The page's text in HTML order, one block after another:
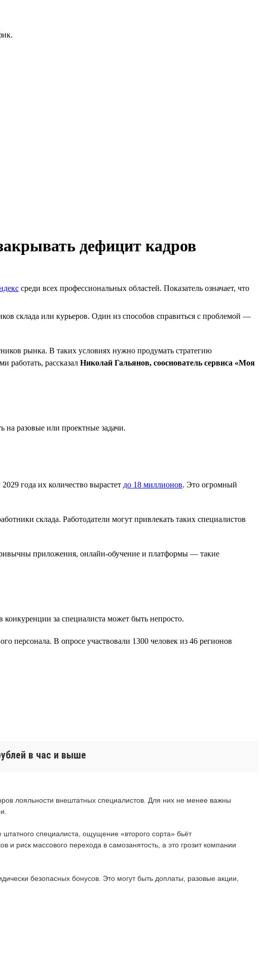
дефицит кадров
среди всех профессиональных областей. Показатель означает, что
склада или курьеров. Один из способов справиться с проблемой —
рынка. В таких условиях нужно продумать стратегию
работать, рассказал Николай Гальянов, сооснователь сервиса «Моя
разовые или проектные задачи.
года их количество вырастет до 18 миллионов. Это огромный
склада. Работодатели могут привлекать таких специалистов
приложения, онлайн-обучение и платформы — такие
за специалиста может быть непросто.
персонала. В опросе участвовали 1300 человек из 46 регионов
в час и выше
лояльности внештатных специалистов. Для них не менее важны
специалиста, ощущение «второго сорта» бьёт
и риск массового перехода в самозанятость, а это грозит компании
безопасных бонусов. Это могут быть доплаты, разовые акции,